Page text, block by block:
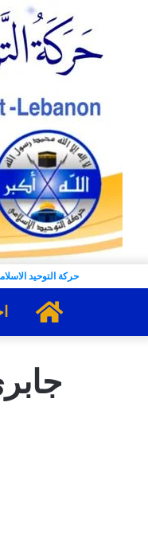
حركة التوحيد